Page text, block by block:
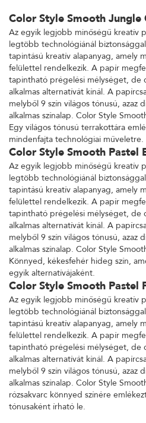
Color Style Smooth Jungle
Az egyik legjobb minőségű kreatív
legtöbb technológiánál
tapintású kreatív alapanyag, amely
felülettel rendelkezik. A papír
tapintható prégelési mélységet, de
alkalmas alternatívát kínál. A
melyből 9 szín világos tónusú, azaz
alkalmas színalap. Color Style
Egy világos tónusú terrakottára
mindenfajta technológiai műveletre.
Color Style Smooth Pastel
Az egyik legjobb minőségű kreatív
legtöbb technológiánál
tapintású kreatív alapanyag, amely
felülettel rendelkezik. A papír
tapintható prégelési mélységet, de
alkalmas alternatívát kínál. A
melyből 9 szín világos tónusú, azaz
alkalmas színalap. Color Style
Könnyed, kékesfehér hideg szín,
egyik alternatívájaként.
Color Style Smooth Pastel
Az egyik legjobb minőségű kreatív
legtöbb technológiánál
tapintású kreatív alapanyag, amely
felülettel rendelkezik. A papír
tapintható prégelési mélységet, de
alkalmas alternatívát kínál. A
melyből 9 szín világos tónusú, azaz
alkalmas színalap. Color Style
rózsakvarc könnyed színére
tónusaként írható le.